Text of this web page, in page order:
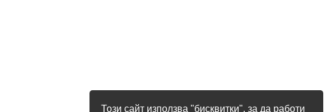
Този сайт използва "бисквитки", за да работи